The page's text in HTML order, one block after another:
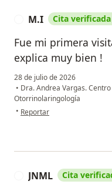
M.I Cita verificada
Fue mi primera
explica muy bien !
28 de julio de 2026
• Dra. Andrea Vargas.
Otorrinolaringología
• en opinión del usuario M.I
Reportar
JNML Cita